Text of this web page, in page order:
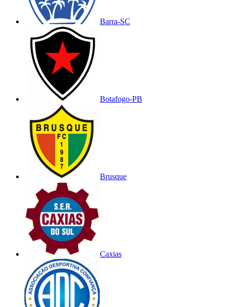
Barra-SC
Botafogo-PB
Brusque
Caxias